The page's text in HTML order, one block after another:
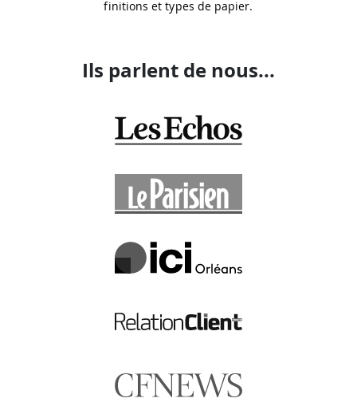
finitions et types de papier.
Ils parlent de nous...